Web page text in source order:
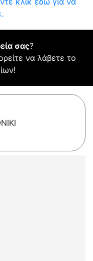
σας?
να λάβετε το